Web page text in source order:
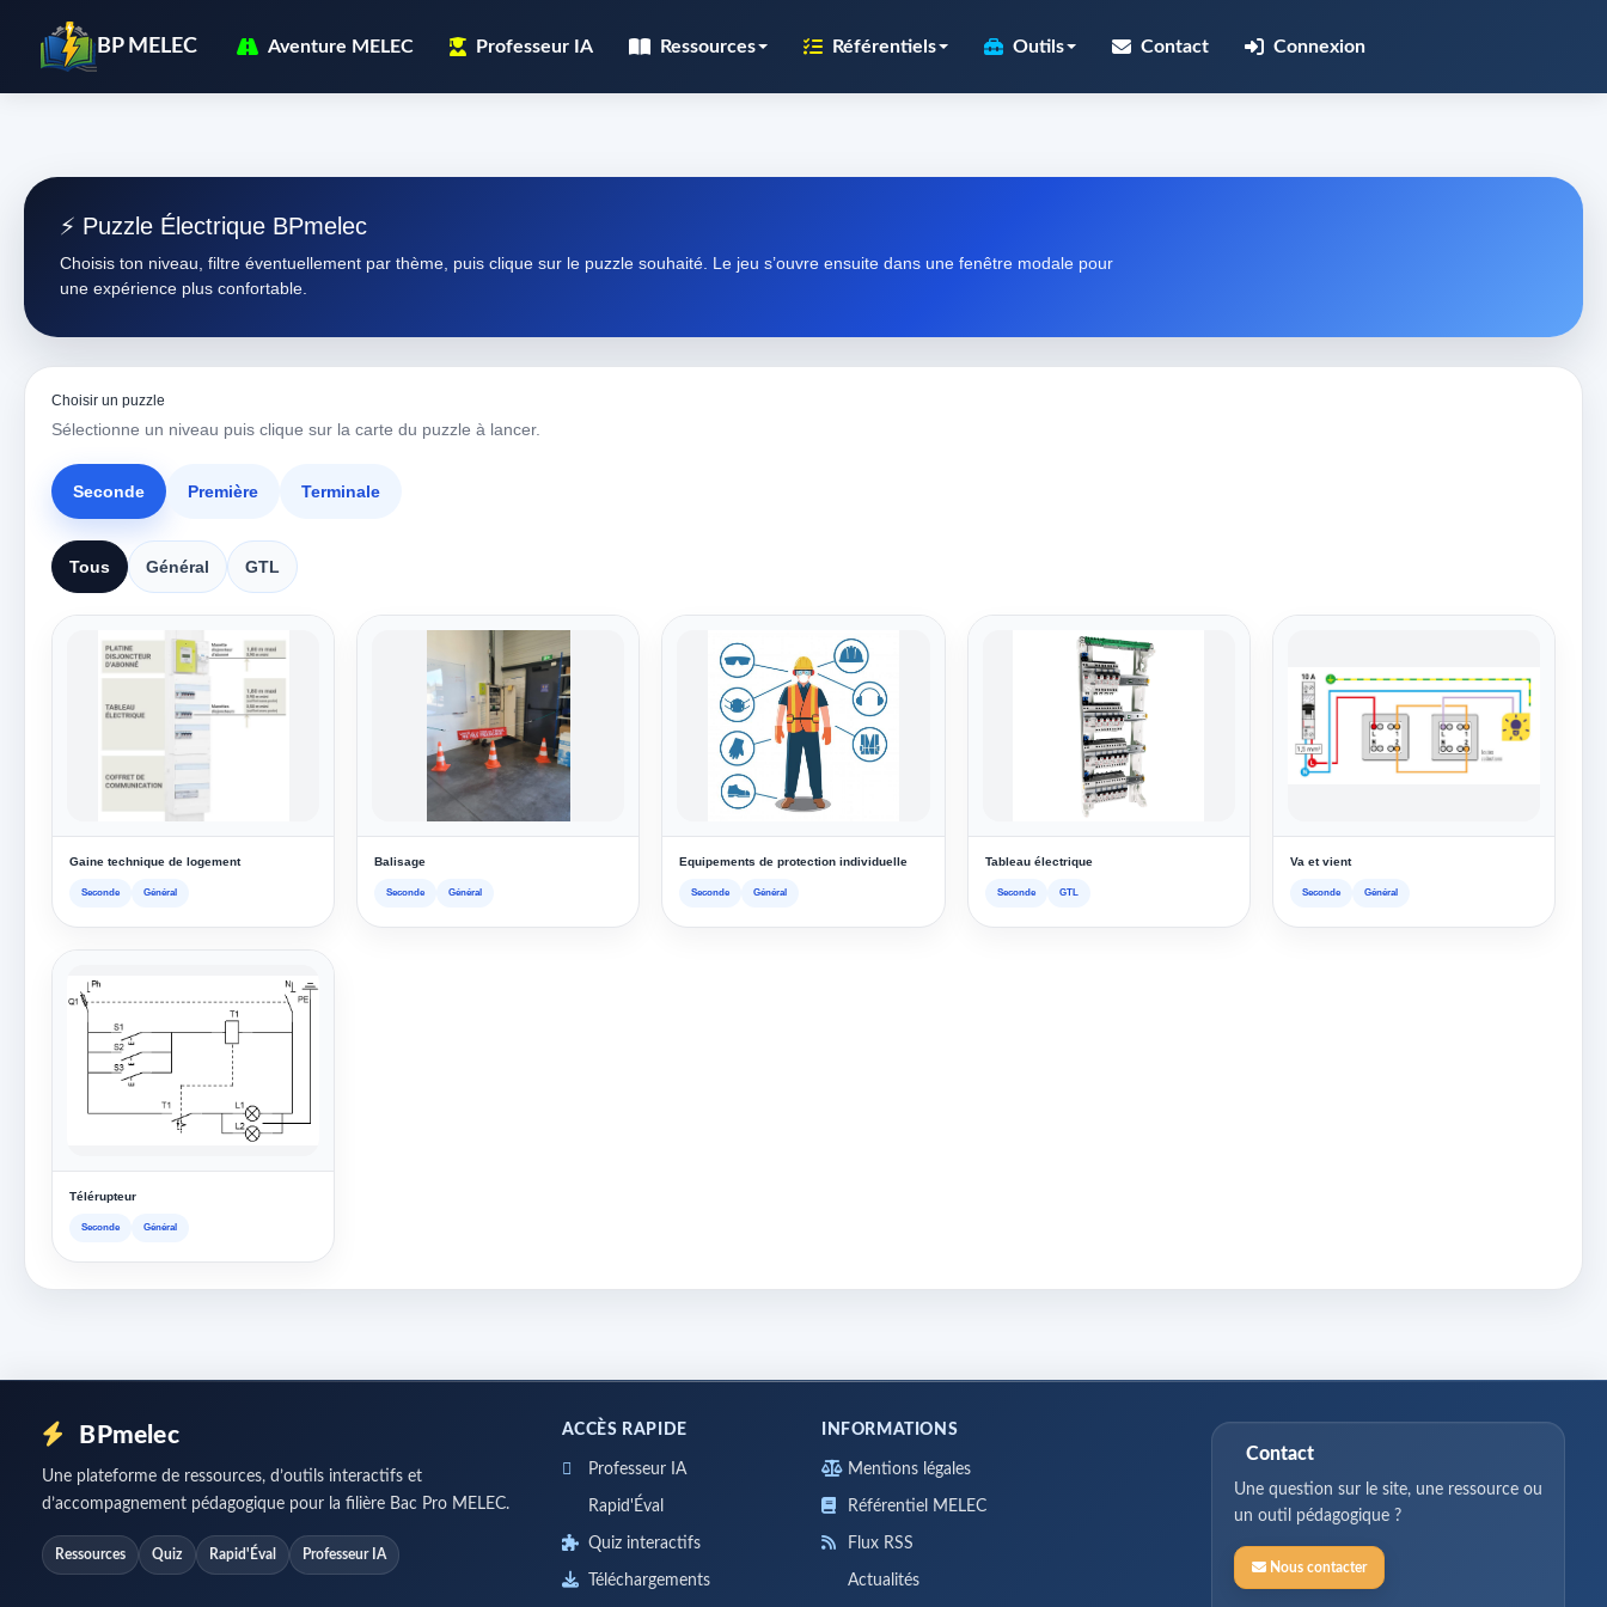
BP MELEC Aventure MELEC Professeur IA Ressources Référentiels Outils Contact Connexion
⚡ Puzzle Électrique BPmelec
Choisis ton niveau, filtre éventuellement par thème, puis clique sur le puzzle souhaité. Le jeu s’ouvre ensuite dans une fenêtre modale pour
une expérience plus confortable.
Choisir un puzzle
Sélectionne un niveau puis clique sur la carte du puzzle à lancer.
Seconde Première Terminale
Tous Général GTL
Gaine technique de logement
Seconde Général
Balisage
Seconde Général
Equipements de protection individuelle
Seconde Général
Tableau électrique
Seconde GTL
Va et vient
Seconde Général
Télérupteur
Seconde Général
BPmelec
Une plateforme de ressources, d’outils interactifs et
d’accompagnement pédagogique pour la filière Bac Pro MELEC.
Ressources Quiz Rapid'Éval Professeur IA
ACCÈS RAPIDE
Professeur IA
Rapid'Éval
Quiz interactifs
Téléchargements
INFORMATIONS
Mentions légales
Référentiel MELEC
Flux RSS
Actualités
Contact
Une question sur le site, une ressource ou
un outil pédagogique ?
Nous contacter